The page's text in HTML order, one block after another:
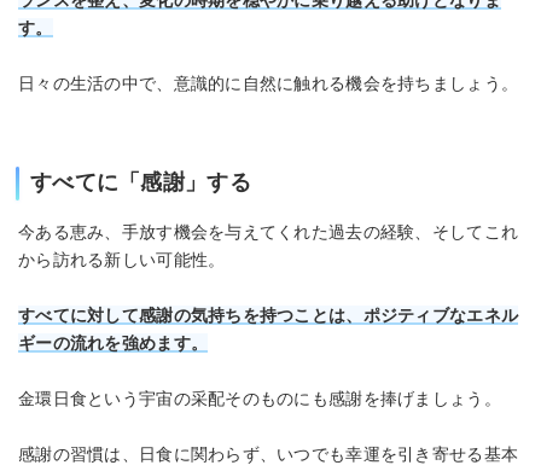
す。
日々の生活の中で、意識的に自然に触れる機会を持ちましょう。
すべてに「感謝」する
今ある恵み、手放す機会を与えてくれた過去の経験、そしてこれ
から訪れる新しい可能性。
すべてに対して感謝の気持ちを持つことは、ポジティブなエネル
ギーの流れを強めます。
金環日食という宇宙の采配そのものにも感謝を捧げましょう。
感謝の習慣は、日食に関わらず、いつでも幸運を引き寄せる基本